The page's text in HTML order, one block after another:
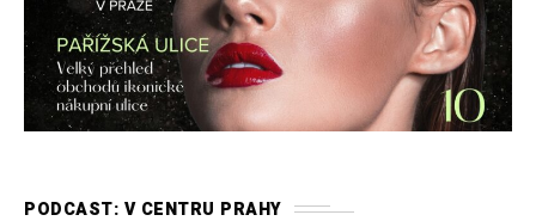
PODCAST: V CENTRU PRAHY